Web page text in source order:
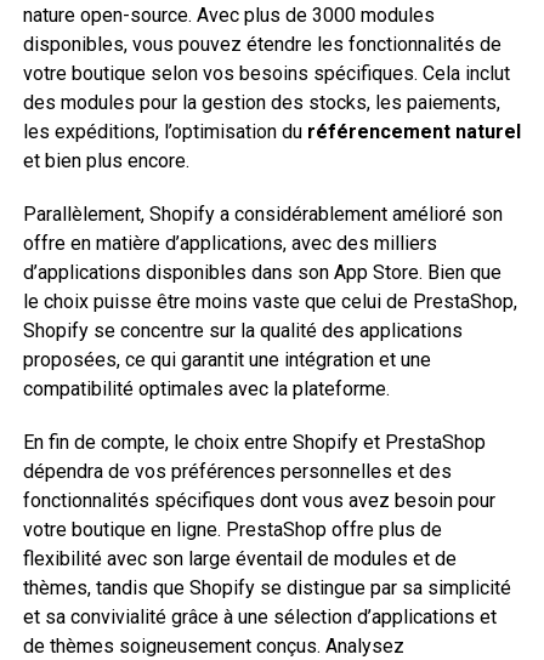
nature open-source. Avec plus de 3000 modules
disponibles, vous pouvez étendre les fonctionnalités de
votre boutique selon vos besoins spécifiques. Cela inclut
des modules pour la gestion des stocks, les paiements,
les expéditions, l’optimisation du référencement naturel
et bien plus encore.
Parallèlement, Shopify a considérablement amélioré son
offre en matière d’applications, avec des milliers
d’applications disponibles dans son App Store. Bien que
le choix puisse être moins vaste que celui de PrestaShop,
Shopify se concentre sur la qualité des applications
proposées, ce qui garantit une intégration et une
compatibilité optimales avec la plateforme.
En fin de compte, le choix entre Shopify et PrestaShop
dépendra de vos préférences personnelles et des
fonctionnalités spécifiques dont vous avez besoin pour
votre boutique en ligne. PrestaShop offre plus de
flexibilité avec son large éventail de modules et de
thèmes, tandis que Shopify se distingue par sa simplicité
et sa convivialité grâce à une sélection d’applications et
de thèmes soigneusement conçus. Analysez